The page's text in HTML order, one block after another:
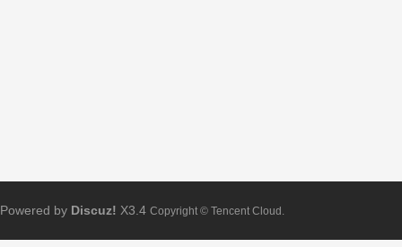
Powered by Discuz! X3.4 Copyright © Tencent Cloud.